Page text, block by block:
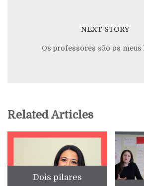
NEXT STORY
Os professores são os meus
Related Articles
Dois pilares